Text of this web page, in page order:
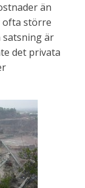
än
ofta större
satsning är
det privata